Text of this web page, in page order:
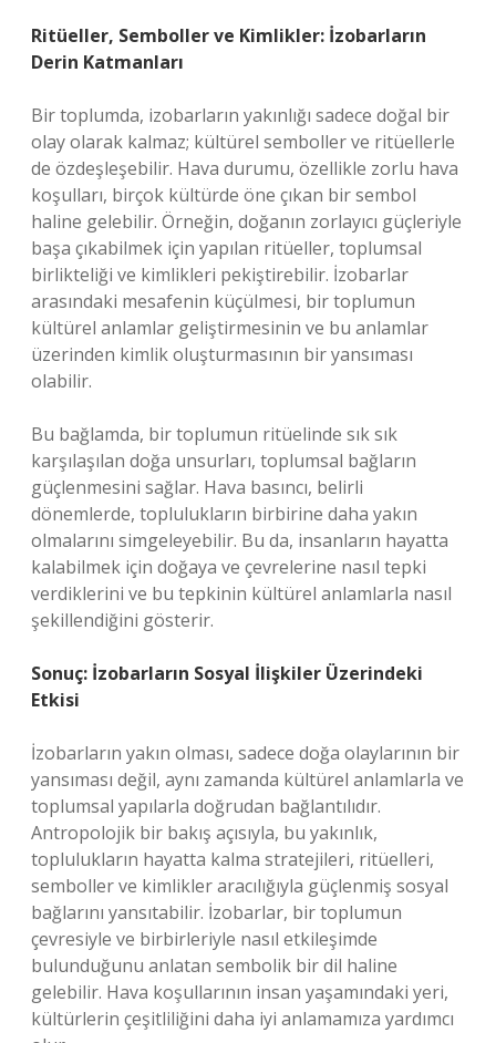
Ritüeller, Semboller ve Kimlikler: İzobarların
Derin Katmanları
Bir toplumda, izobarların yakınlığı sadece doğal bir
olay olarak kalmaz; kültürel semboller ve ritüellerle
de özdeşleşebilir. Hava durumu, özellikle zorlu hava
koşulları, birçok kültürde öne çıkan bir sembol
haline gelebilir. Örneğin, doğanın zorlayıcı güçleriyle
başa çıkabilmek için yapılan ritüeller, toplumsal
birlikteliği ve kimlikleri pekiştirebilir. İzobarlar
arasındaki mesafenin küçülmesi, bir toplumun
kültürel anlamlar geliştirmesinin ve bu anlamlar
üzerinden kimlik oluşturmasının bir yansıması
olabilir.
Bu bağlamda, bir toplumun ritüelinde sık sık
karşılaşılan doğa unsurları, toplumsal bağların
güçlenmesini sağlar. Hava basıncı, belirli
dönemlerde, toplulukların birbirine daha yakın
olmalarını simgeleyebilir. Bu da, insanların hayatta
kalabilmek için doğaya ve çevrelerine nasıl tepki
verdiklerini ve bu tepkinin kültürel anlamlarla nasıl
şekillendiğini gösterir.
Sonuç: İzobarların Sosyal İlişkiler Üzerindeki
Etkisi
İzobarların yakın olması, sadece doğa olaylarının bir
yansıması değil, aynı zamanda kültürel anlamlarla ve
toplumsal yapılarla doğrudan bağlantılıdır.
Antropolojik bir bakış açısıyla, bu yakınlık,
toplulukların hayatta kalma stratejileri, ritüelleri,
semboller ve kimlikler aracılığıyla güçlenmiş sosyal
bağlarını yansıtabilir. İzobarlar, bir toplumun
çevresiyle ve birbirleriyle nasıl etkileşimde
bulunduğunu anlatan sembolik bir dil haline
gelebilir. Hava koşullarının insan yaşamındaki yeri,
kültürlerin çeşitliliğini daha iyi anlamamıza yardımcı